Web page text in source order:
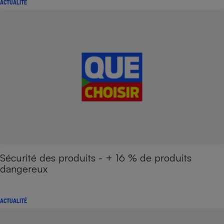
ACTUALITÉ
Sécurité des produits - + 16 % de produits
dangereux
ACTUALITÉ